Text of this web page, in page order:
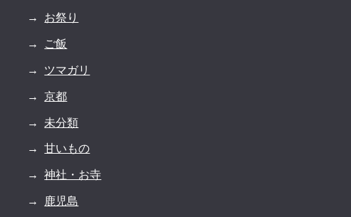
お祭り
ご飯
ツマガリ
京都
未分類
甘いもの
神社・お寺
鹿児島